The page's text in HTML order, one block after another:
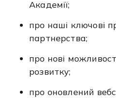
Академії;
про наші ключові
партнерства;
про нові
розвитку;
про оновлений